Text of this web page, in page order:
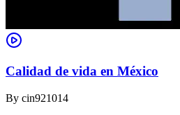
Calidad de vida en México
By cin921014